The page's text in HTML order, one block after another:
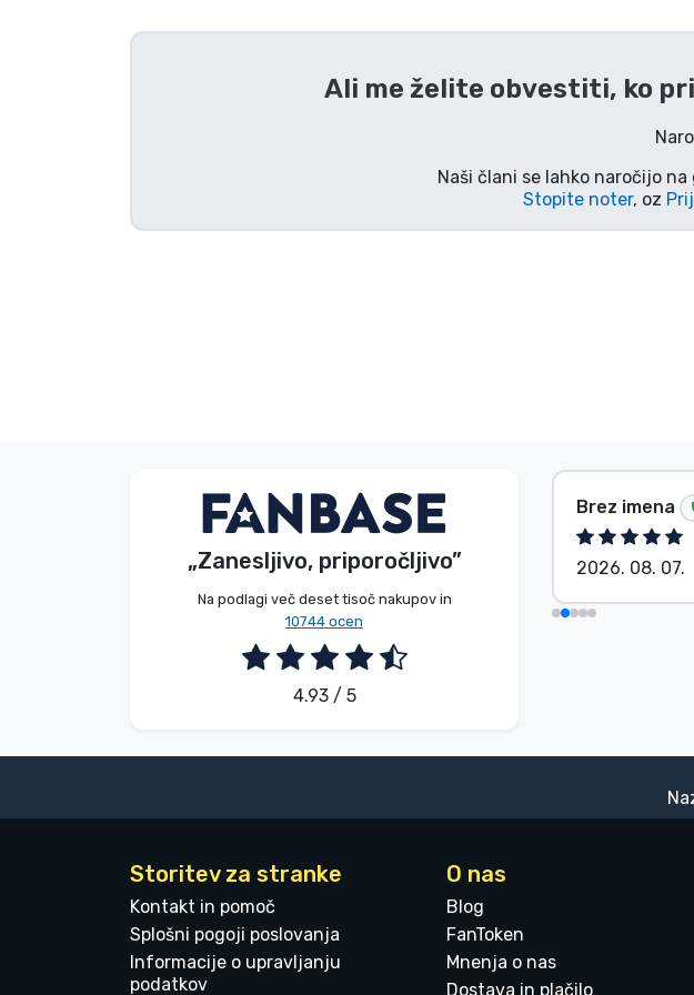
Ali me želite obvestiti, ko
Naši člani se lahko naročijo
Stopite noter, oz
„Zanesljivo, priporočljivo”
Na podlagi več deset tisoč nakupov in
10744 ocen
4.93 / 5
Brez imena Kupec
2026. 08. 07.
Brez imena
2026. 08. 07.
Storitev za stranke
Kontakt in pomoč
Splošni pogoji poslovanja
Informacije o upravljanju
podatkov
O nas
Blog
FanToken
Mnenja o nas
Dostava in plačilo
Tv serijske izdelki
Anime izdelki
Blagovne znamke